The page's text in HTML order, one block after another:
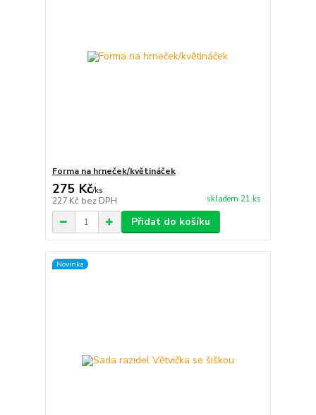
Forma na hrneček/květináček
275 Kč/ks
227 Kč bez DPH skladem 21 ks
Přidat do košíku
Novinka